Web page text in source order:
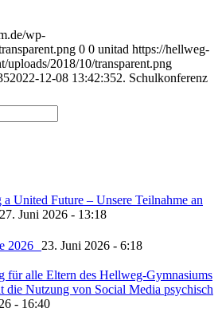
wp-
0 0 unitad https://hellweg-
uploads/2018/10/transparent.png
2022-12-08 13:42:352. Schulkonferenz
a United Future – Unsere Teilnahme an
27. Juni 2026 - 13:18
2026 23. Juni 2026 - 6:18
für alle Eltern des Hellweg-Gymnasiums
die Nutzung von Social Media psychisch
- 16:40